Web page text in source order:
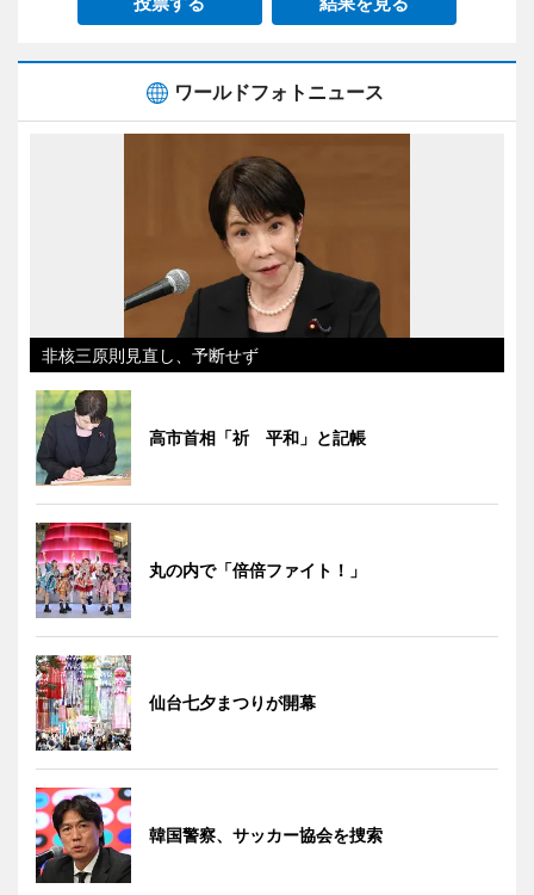
ワールドフォトニュース
非核三原則見直し、予断せず
高市首相「祈 平和」と記帳
丸の内で「倍倍ファイト！」
仙台七夕まつりが開幕
韓国警察、サッカー協会を捜索